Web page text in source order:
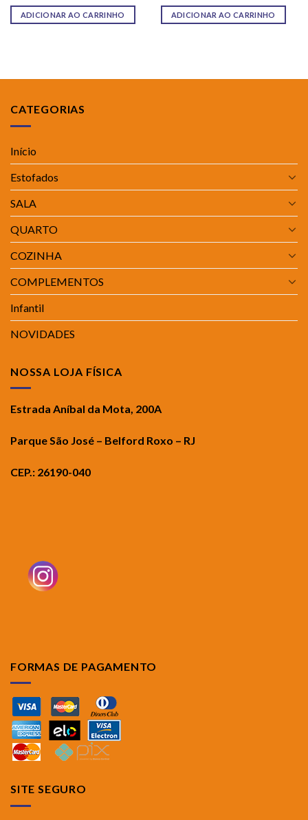
ADICIONAR AO CARRINHO ADICIONAR AO CARRINHO
CATEGORIAS
Início
Estofados
SALA
QUARTO
COZINHA
COMPLEMENTOS
Infantil
NOVIDADES
NOSSA LOJA FÍSICA
Estrada Aníbal da Mota, 200A
Parque São José – Belford Roxo – RJ
CEP.: 26190-040
FORMAS DE PAGAMENTO
SITE SEGURO